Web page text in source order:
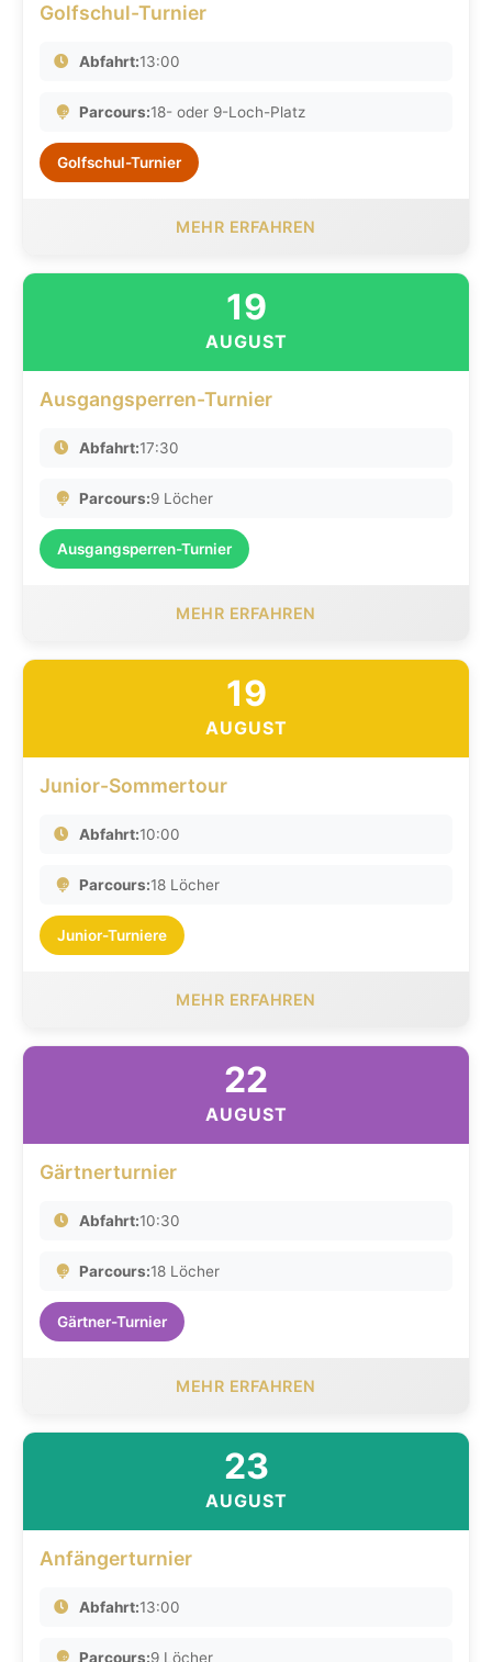
Golfschul-Turnier
Abfahrt:13:00
Parcours:18- oder 9-Loch-Platz
Golfschul-Turnier
MEHR ERFAHREN
19
AUGUST
Ausgangsperren-Turnier
Abfahrt:17:30
Parcours:9 Löcher
Ausgangsperren-Turnier
MEHR ERFAHREN
19
AUGUST
Junior-Sommertour
Abfahrt:10:00
Parcours:18 Löcher
Junior-Turniere
MEHR ERFAHREN
22
AUGUST
Gärtnerturnier
Abfahrt:10:30
Parcours:18 Löcher
Gärtner-Turnier
MEHR ERFAHREN
23
AUGUST
Anfängerturnier
Abfahrt:13:00
Parcours:9 Löcher